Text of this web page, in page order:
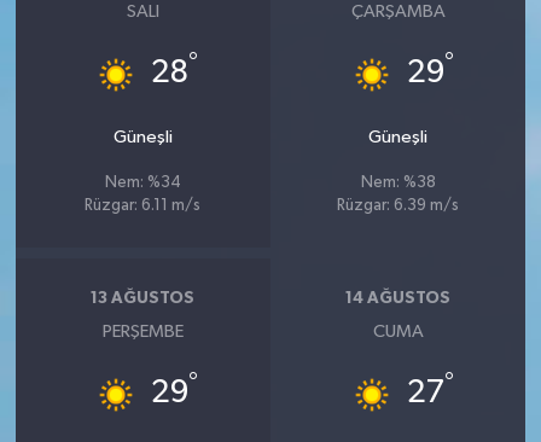
SALI
28°
Güneşli
Nem: %34
Rüzgar: 6.11 m/s
ÇARŞAMBA
29°
Güneşli
Nem: %38
Rüzgar: 6.39 m/s
13 AĞUSTOS
PERŞEMBE
29°
14 AĞUSTOS
CUMA
27°